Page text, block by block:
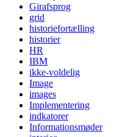
Girafsprog
grid
historiefortælling
historier
HR
IBM
ikke-voldelig
Image
images
Implementering
indkatorer
Informationsmøder